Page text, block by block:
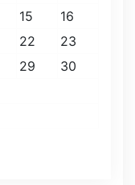
15
16
22
23
29
30